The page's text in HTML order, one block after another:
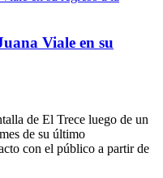
Viale en su
de El Trece luego de un
de su último
con el público a partir de